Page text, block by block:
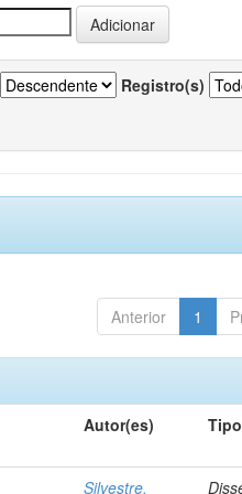
Registro(s)
Anterior 1
Autor(es) Tipo
Silvestre,